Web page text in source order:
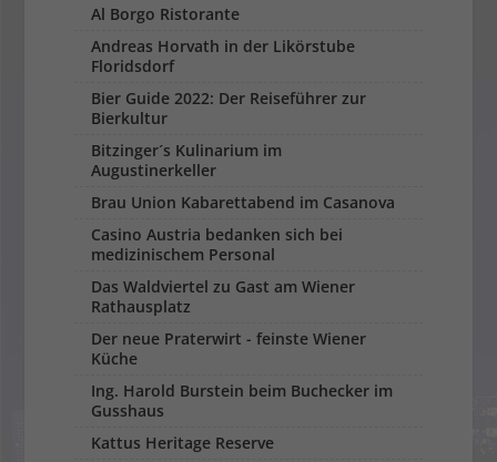
Al Borgo Ristorante
Andreas Horvath in der Likörstube
Floridsdorf
Bier Guide 2022: Der Reiseführer zur
Bierkultur
Bitzinger´s Kulinarium im
Augustinerkeller
Brau Union Kabarettabend im Casanova
Casino Austria bedanken sich bei
medizinischem Personal
Das Waldviertel zu Gast am Wiener
Rathausplatz
Der neue Praterwirt - feinste Wiener
Küche
Ing. Harold Burstein beim Buchecker im
Gusshaus
Kattus Heritage Reserve